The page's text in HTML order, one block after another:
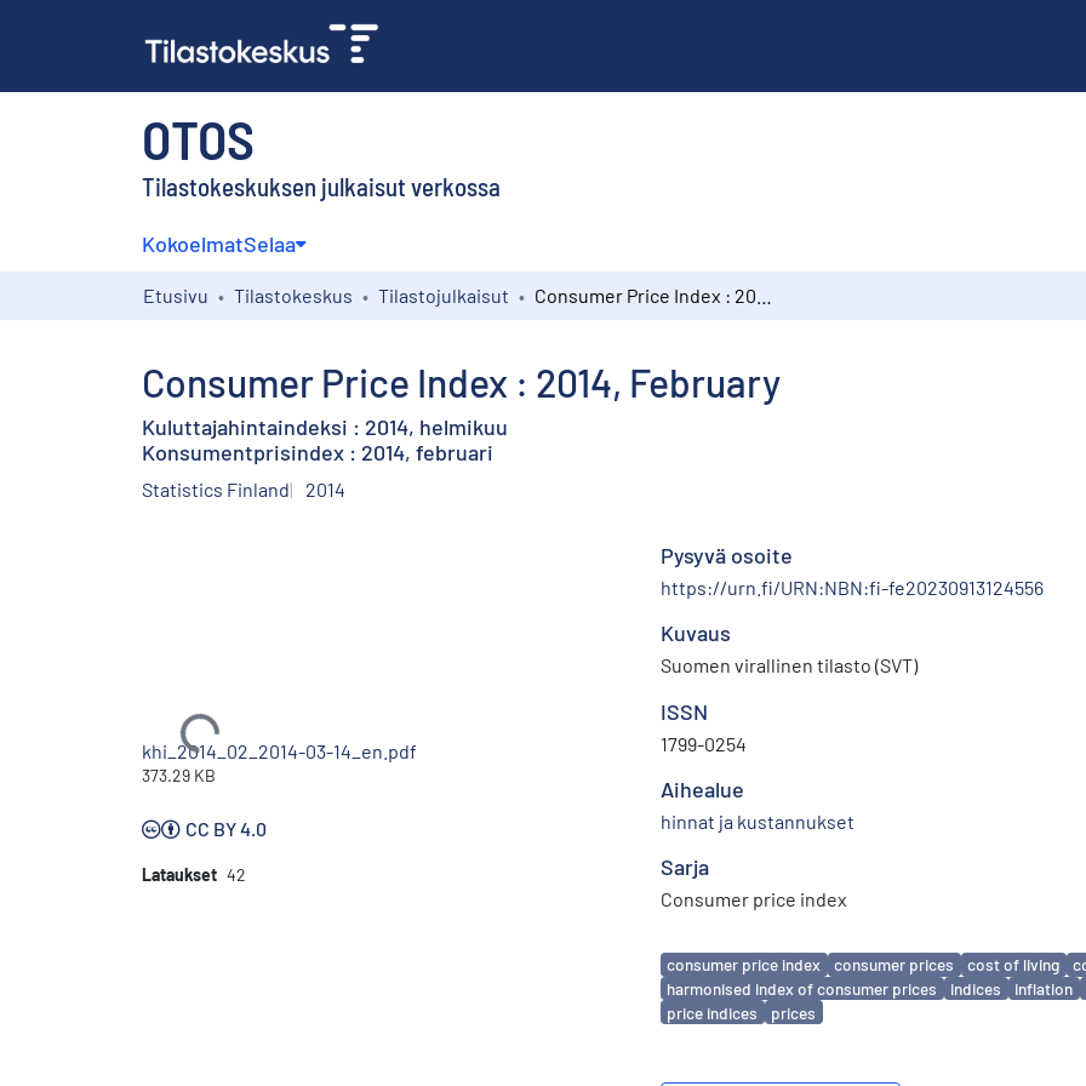
OTOS
Tilastokeskuksen julkaisut verkossa
KokoelmatSelaa
Etusivu Tilastokeskus Tilastojulkaisut
Consumer Price Index : 2014, February
Kuluttajahintaindeksi : 2014, helmikuu
Konsumentprisindex : 2014, februari
Statistics Finland 2014
Ladataan...
khi_2014_02_2014-03-14_en.pdf
373.29 KB
CC BY 4.0
Lataukset 42
Pysyvä osoite
https://urn.fi/URN:NBN:fi-fe20230913124556
Kuvaus
Suomen virallinen tilasto (SVT)
ISSN
1799-0254
Aihealue
hinnat ja kustannukset
Sarja
Consumer price index
Avainsanat
consumer price index consumer prices cost of living
harmonised index of consumer prices
indices
inflation
price indices
prices